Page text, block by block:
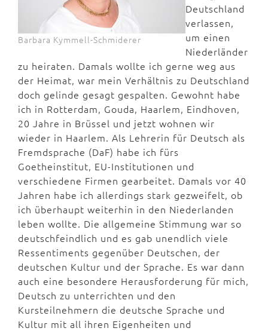
Barbara Kymmell-Schmiderer
Deutschland
verlassen,
um einen
Niederländer
zu heiraten. Damals wollte ich gerne weg aus
der Heimat, war mein Verhältnis zu Deutschland
doch gelinde gesagt gespalten. Gewohnt habe
ich in Rotterdam, Gouda, Haarlem, Eindhoven,
20 Jahre in Brüssel und jetzt wohnen wir
wieder in Haarlem. Als Lehrerin für Deutsch als
Fremdsprache (DaF) habe ich fürs
Goetheinstitut, EU-Institutionen und
verschiedene Firmen gearbeitet. Damals vor 40
Jahren habe ich allerdings stark gezweifelt, ob
ich überhaupt weiterhin in den Niederlanden
leben wollte. Die allgemeine Stimmung war so
deutschfeindlich und es gab unendlich viele
Ressentiments gegenüber Deutschen, der
deutschen Kultur und der Sprache. Es war dann
auch eine besondere Herausforderung für mich,
Deutsch zu unterrichten und den
Kursteilnehmern die deutsche Sprache und
Kultur mit all ihren Eigenheiten und